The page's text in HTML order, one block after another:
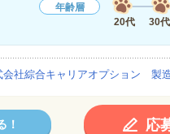
年齢層
20代
30代
会社綜合キャリアオプション 製造
！ 応